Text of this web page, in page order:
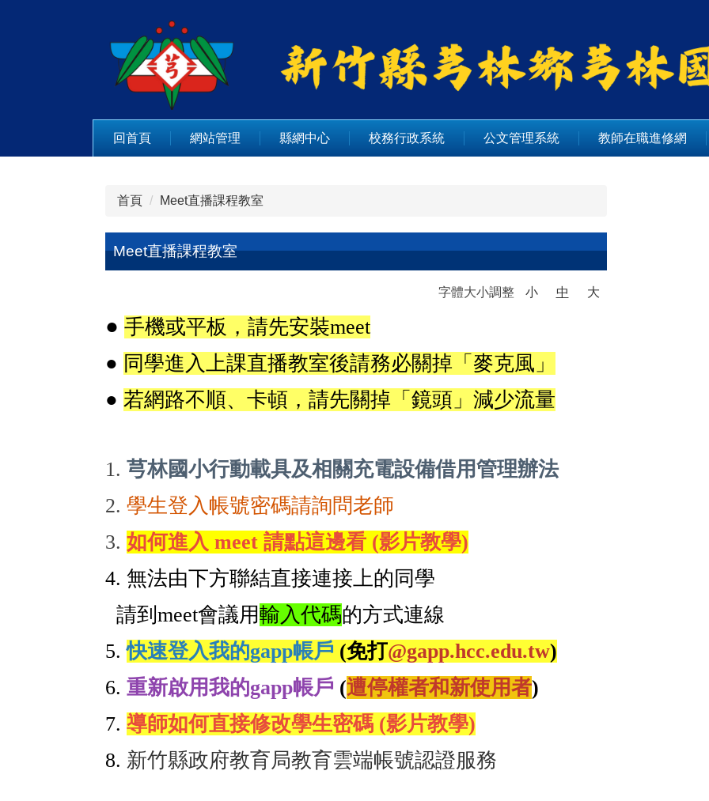
回首頁
網站管理 縣網中心 校務行政系統 公文管理系統 教師在職進修網
首頁 Meet直播課程教室
Meet直播課程教室
字體大小調整 小 中 大
● 手機或平板，請先安裝meet
● 同學進入上課直播教室後請務必關掉「麥克風」
● 若網路不順、卡頓，請先關掉「鏡頭」減少流量
1. 芎林國小行動載具及相關充電設備借用管理辦法
2. 學生登入帳號密碼請詢問老師
3. 如何進入 meet 請點這邊看 (影片教學)
4. 無法由下方聯結直接連接上的同學
請到 meet會議用輸入代碼的方式連線
5. 快速登入我的gapp帳戶 (免打@gapp.hcc.edu.tw)
6. 重新啟用我的gapp帳戶 (遭停權者和新使用者)
7. 導師如何直接修改學生密碼 (影片教學)
8. 新竹縣政府教育局教育雲端帳號認證服務